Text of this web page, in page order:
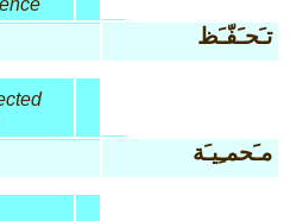
تـَحـَفّـَظ
مـَحمـِيـَة